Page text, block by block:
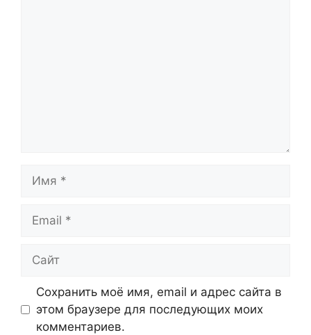
Имя
Email
Сайт
Сохранить моё имя, email и адрес сайта в
этом браузере для последующих моих
комментариев.